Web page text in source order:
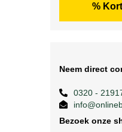
%
Neem direct
0320 -
Bezoek onze